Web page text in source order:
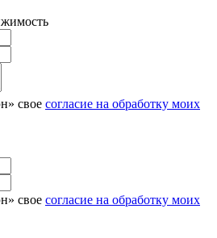
свое согласие на обработку моих
свое согласие на обработку моих